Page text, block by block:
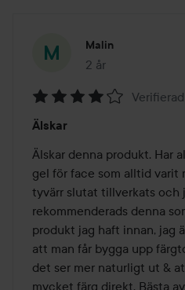
Malin
2 år
Inlägget skapades
4
av
5
Älskar
Älskar denna produkt. Har
gel för face som alltid varit
tyvärr slutat tillverkats och
rekommenderads denna
produkt jag haft innan, jag
att man får bygga upp
det ser mer naturligt ut &
mycket färg direkt. Bästa